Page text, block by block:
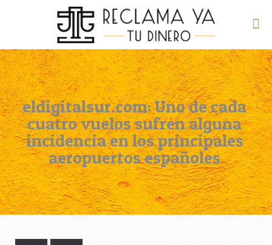
eldigitalsur.com: Uno de cada
cuatro vuelos sufren alguna
incidencia en los principales
aeropuertos españoles